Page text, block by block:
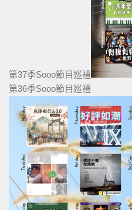
第37季Sooo節目巡禮
第36季Sooo節目巡禮